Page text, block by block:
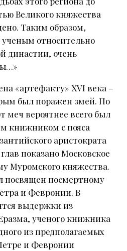
Великого княжества
Таким образом,
относительно
династии, очень
«артефакту» XVI века –
был поражен змей. По
меч вероятнее всего был
книжником с пояса
аристократа
показано Московское
Муромского княжества.
посвящен посмертному
и Февронии. В
выдержки из
ученого книжника
из предполагаемых
и Февронии